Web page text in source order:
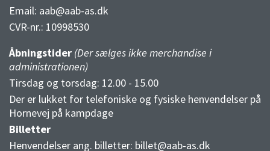
Email: aab@aab-as.dk
CVR-nr.: 10998530
Åbningstider (Der sælges ikke merchandise i
administrationen)
Tirsdag og torsdag: 12.00 - 15.00
Der er lukket for telefoniske og fysiske henvendelser på
Hornevej på kampdage
Billetter
Henvendelser ang. billetter: billet@aab-as.dk